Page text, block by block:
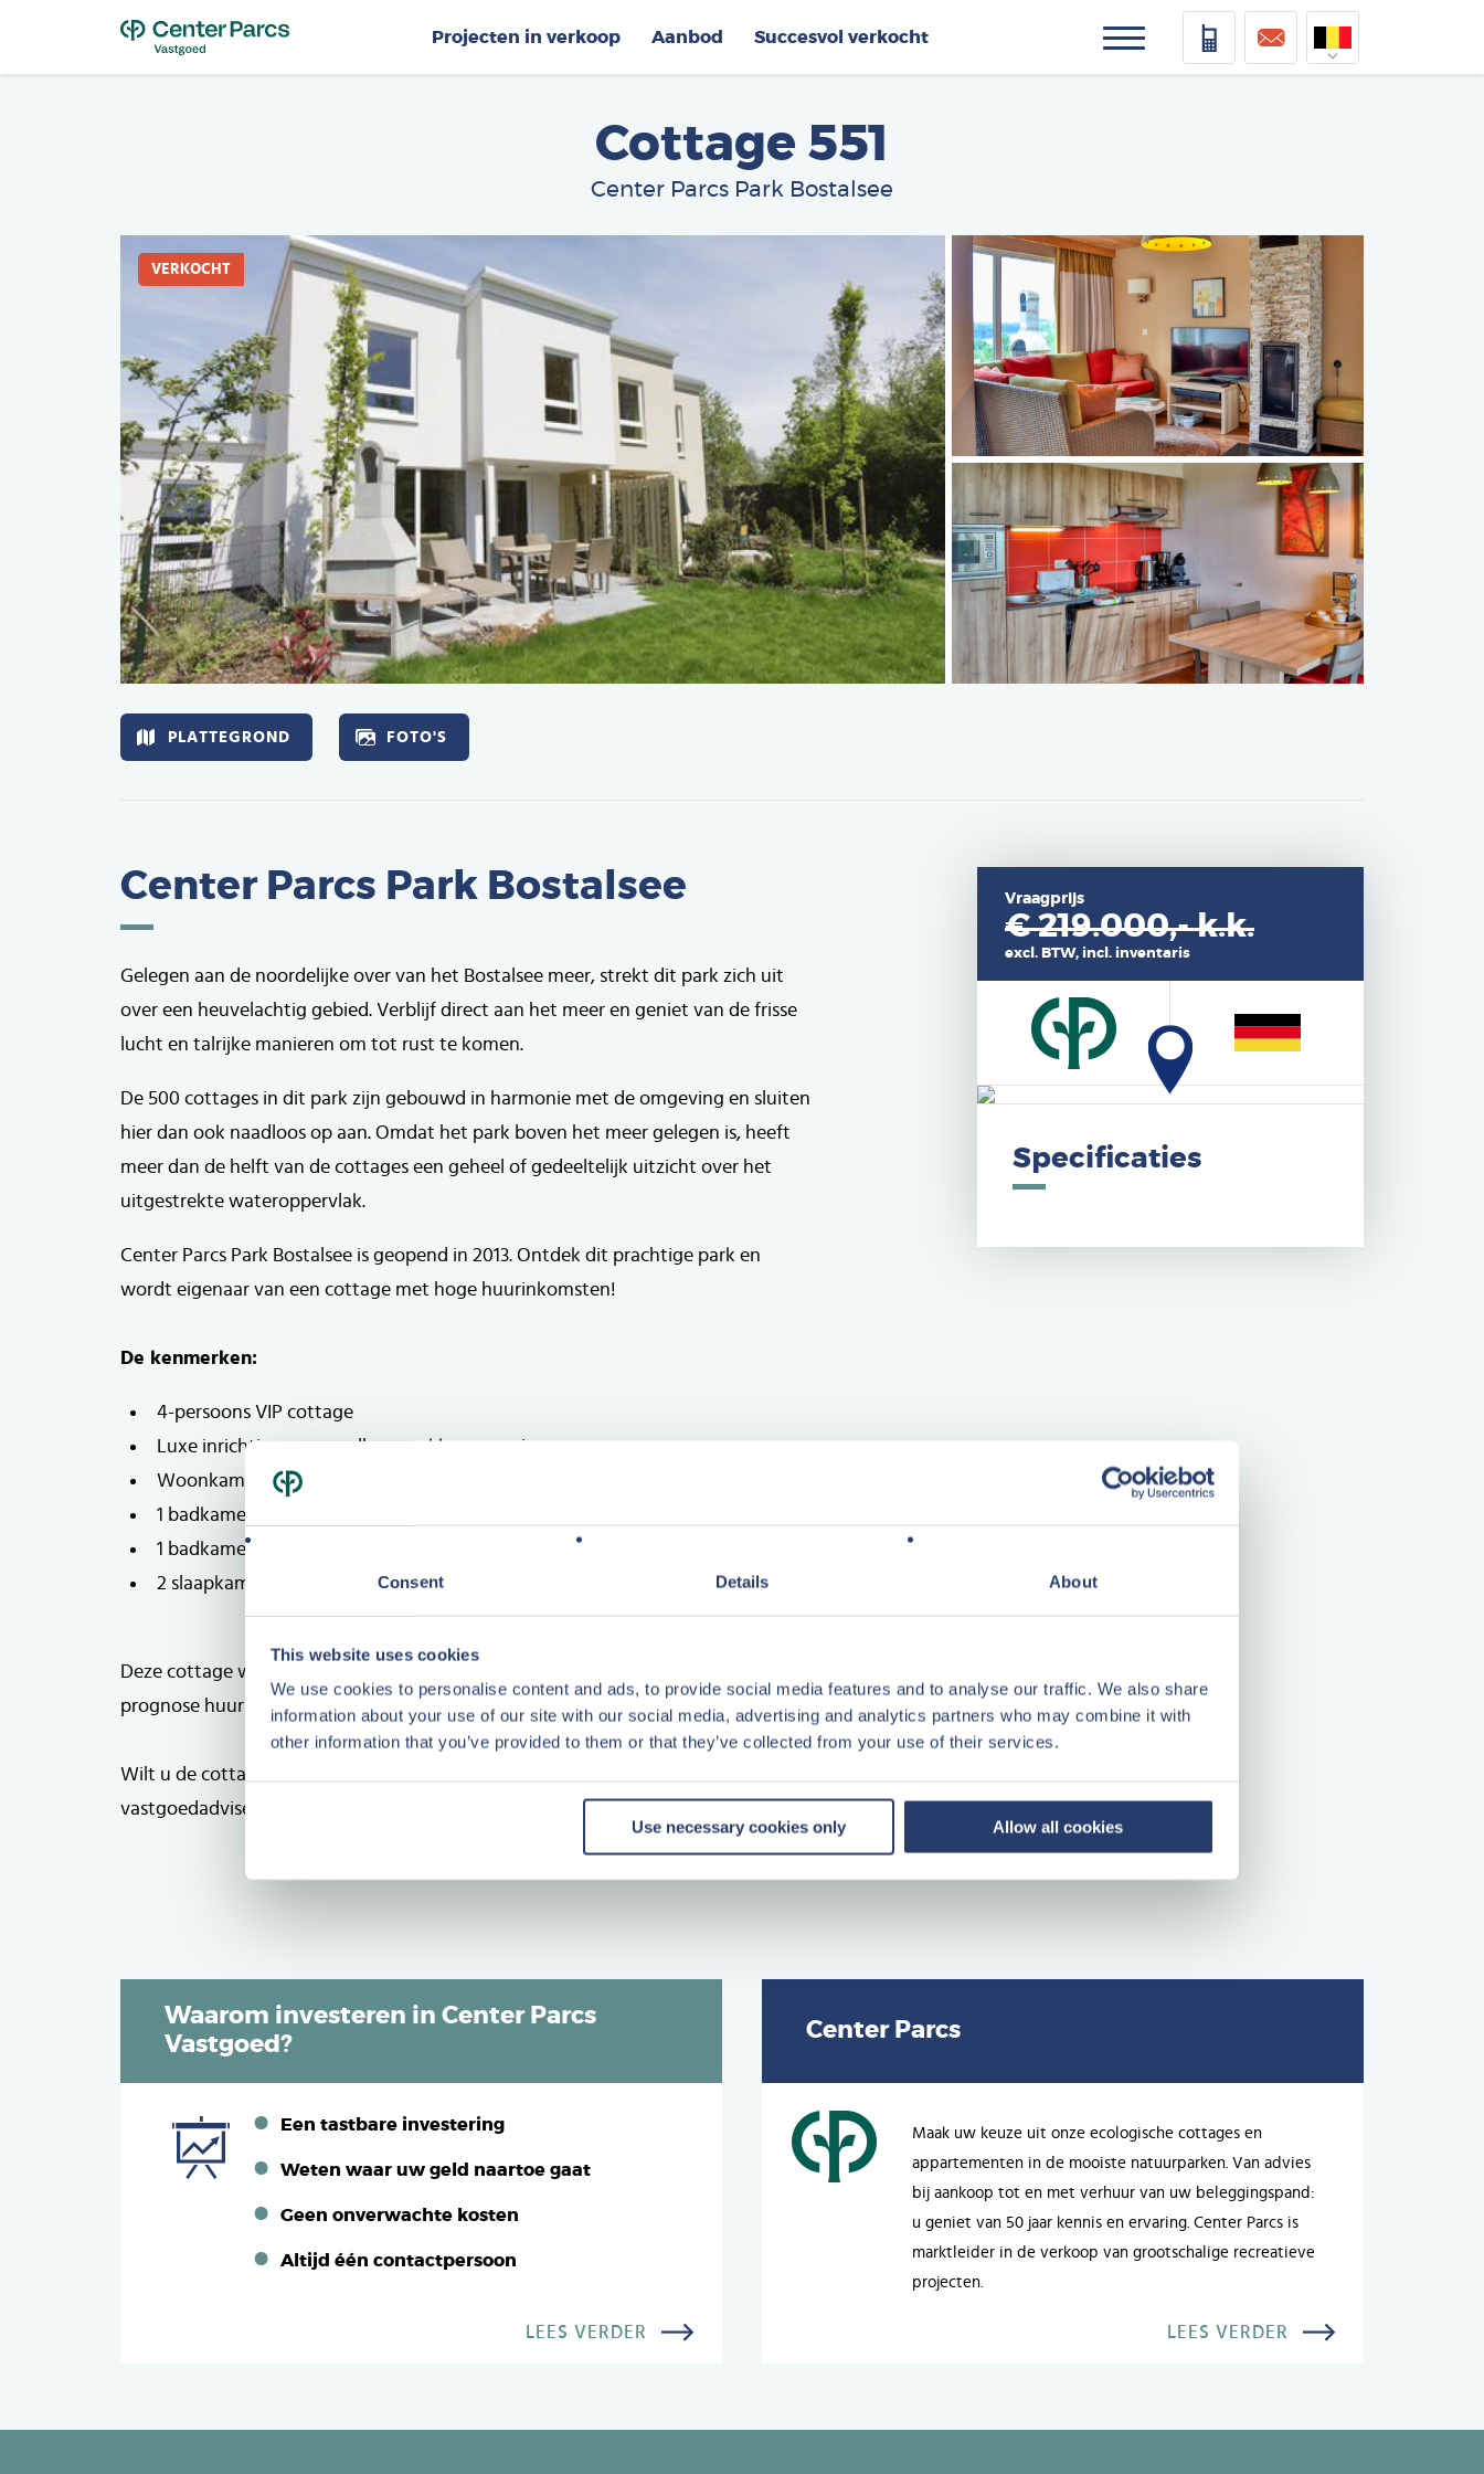
Consent Details About
This website uses cookies
We use cookies to personalise content and ads, to provide social media features and to analyse our traffic. We also share
information about your use of our site with our social media, advertising and analytics partners who may combine it with
other information that you’ve provided to them or that they’ve collected from your use of their services.
Use necessary cookies only Allow all cookies
Top
Projecten in verkoop Aanbod Succesvol verkocht
Vlaams
Cottage 551
Center Parcs Park Bostalsee
VERKOCHT
Afbeelding
Afbeelding
PLATTEGROND FOTO'S
Center Parcs Park Bostalsee
Gelegen aan de noordelijke over van het Bostalsee meer, strekt dit park zich uit
over een heuvelachtig gebied. Verblijf direct aan het meer en geniet van de frisse
lucht en talrijke manieren om tot rust te komen.
De 500 cottages in dit park zijn gebouwd in harmonie met de omgeving en sluiten
hier dan ook naadloos op aan. Omdat het park boven het meer gelegen is, heeft
meer dan de helft van de cottages een geheel of gedeeltelijk uitzicht over het
uitgestrekte wateroppervlak.
Center Parcs Park Bostalsee is geopend in 2013. Ontdek dit prachtige park en
wordt eigenaar van een cottage met hoge huurinkomsten!
De kenmerken:
4-persoons VIP cottage
Luxe inrichting en van alle gemakken voorzien
Woonkamer met open keuken
1 badkamer met douche en toilet op de begane grond
1 badkamer met bruisbad, sauna en toilet op de verdieping
2 slaapkamers op de verdieping
Deze cottage wordt aangeboden met een variabele huurovereenkomst, waarbij de
prognose huurinkomsten voor 2023 ca. € 11.152,- bedraagt.
Wilt u de cottage bezichtigingen, maak dan een afspraak met één van onze
vastgoedadviseurs.
Vraagprijs
€ 219.000,-k.k.
excl. BTW, incl. inventaris
Specificaties
Waarom investeren in Center Parcs
Vastgoed?
Een tastbare investering
Weten waar uw geld naartoe gaat
Geen onverwachte kosten
Altijd één contactpersoon
LEES VERDER
Center Parcs
Maak uw keuze uit onze ecologische cottages en
appartementen in de mooiste natuurparken. Van advies
bij aankoop tot en met verhuur van uw beleggingspand:
u geniet van 50 jaar kennis en ervaring. Center Parcs is
marktleider in de verkoop van grootschalige recreatieve
projecten.
LEES VERDER